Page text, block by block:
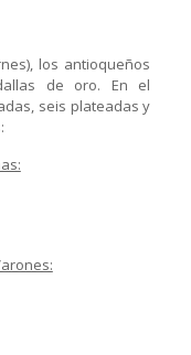
los antioqueños
de oro. En el
seis plateadas y